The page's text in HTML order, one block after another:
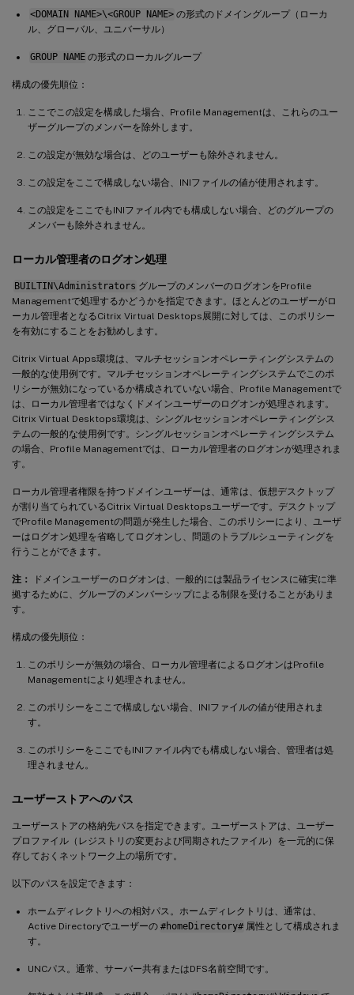
<DOMAIN NAME>\<GROUP NAME> の形式のドメイングループ（ローカ
ル、グローバル、ユニバーサル）
GROUP NAME の形式のローカルグループ
構成の優先順位：
ここでこの設定を構成した場合、Profile Managementは、これらのユー
ザーグループのメンバーを除外します。
この設定が無効な場合は、どのユーザーも除外されません。
この設定をここで構成しない場合、INIファイルの値が使用されます。
この設定をここでもINIファイル内でも構成しない場合、どのグループの
メンバーも除外されません。
ローカル管理者のログオン処理
BUILTIN\Administrators グループのメンバーのログオンをProfile
Managementで処理するかどうかを指定できます。ほとんどのユーザーがロ
ーカル管理者となるCitrix Virtual Desktops展開に対しては、このポリシー
を有効にすることをお勧めします。
Citrix Virtual Apps環境は、マルチセッションオペレーティングシステムの
一般的な使用例です。マルチセッションオペレーティングシステムでこのポ
リシーが無効になっているか構成されていない場合、Profile Managementで
は、ローカル管理者ではなくドメインユーザーのログオンが処理されます。
Citrix Virtual Desktops環境は、シングルセッションオペレーティングシス
テムの一般的な使用例です。シングルセッションオペレーティングシステム
の場合、Profile Managementでは、ローカル管理者のログオンが処理されま
す。
ローカル管理者権限を持つドメインユーザーは、通常は、仮想デスクトップ
が割り当てられているCitrix Virtual Desktopsユーザーです。デスクトップ
でProfile Managementの問題が発生した場合、このポリシーにより、ユーザ
ーはログオン処理を省略してログオンし、問題のトラブルシューティングを
行うことができます。
注：
ドメインユーザーのログオンは、一般的には製品ライセンスに確実に準
拠するために、グループのメンバーシップによる制限を受けることがありま
す。
構成の優先順位：
このポリシーが無効の場合、ローカル管理者によるログオンはProfile
Managementにより処理されません。
このポリシーをここで構成しない場合、INIファイルの値が使用されま
す。
このポリシーをここでもINIファイル内でも構成しない場合、管理者は処
理されません。
ユーザーストアへのパス
ユーザーストアの格納先パスを指定できます。ユーザーストアは、ユーザー
プロファイル（レジストリの変更および同期されたファイル）を一元的に保
存しておくネットワーク上の場所です。
以下のパスを設定できます：
ホームディレクトリへの相対パス。ホームディレクトリは、通常は、
Active Directoryでユーザーの #homeDirectory# 属性として構成されま
す。
UNCパス。通常、サーバー共有またはDFS名前空間です。